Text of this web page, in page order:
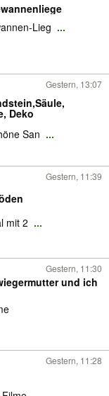
Lieg ...
Gestern, 13:07
Deko
San ...
Gestern, 11:39
mit 2 ...
Gestern, 11:30
und ich
Gestern, 11:28